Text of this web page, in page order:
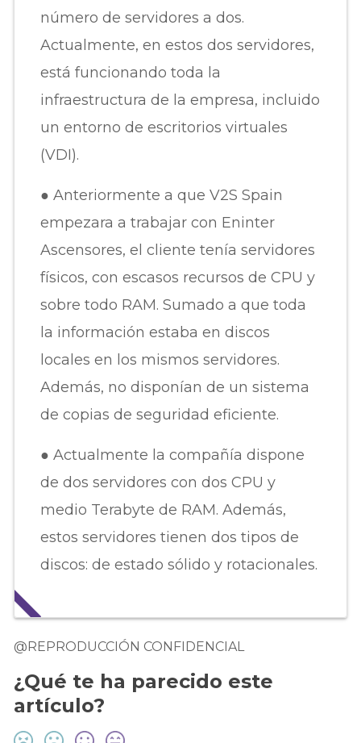
número de servidores a dos.
Actualmente, en estos dos servidores,
está funcionando toda la
infraestructura de la empresa, incluido
un entorno de escritorios virtuales
(VDI).
● Anteriormente a que V2S Spain
empezara a trabajar con Eninter
Ascensores, el cliente tenía servidores
físicos, con escasos recursos de CPU y
sobre todo RAM. Sumado a que toda
la información estaba en discos
locales en los mismos servidores.
Además, no disponían de un sistema
de copias de seguridad eficiente.
● Actualmente la compañía dispone
de dos servidores con dos CPU y
medio Terabyte de RAM. Además,
estos servidores tienen dos tipos de
discos: de estado sólido y rotacionales.
@REPRODUCCIÓN CONFIDENCIAL
¿Qué te ha parecido este
artículo?